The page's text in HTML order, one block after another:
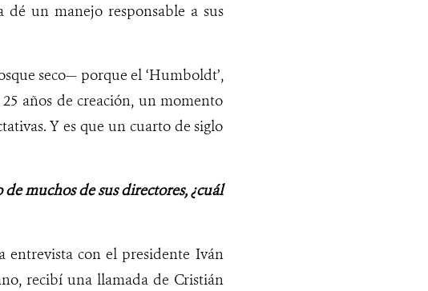
un manejo responsable a sus
seco— porque el ‘Humboldt’,
años de creación, un momento
Y es que un cuarto de siglo
muchos de sus directores, ¿cuál
con el presidente Iván
recibí una llamada de Cristián